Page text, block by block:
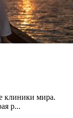
клиники мира.
р...